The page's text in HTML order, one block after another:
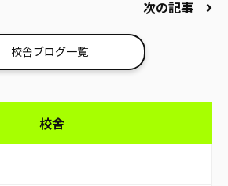
次の記事
校舎ブログ一覧
校舎